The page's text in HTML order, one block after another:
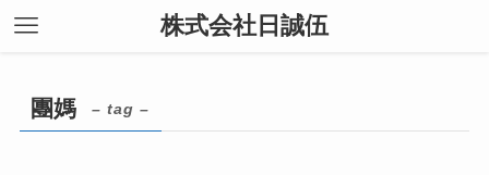
株式会社日誠伍
團媽 – tag –